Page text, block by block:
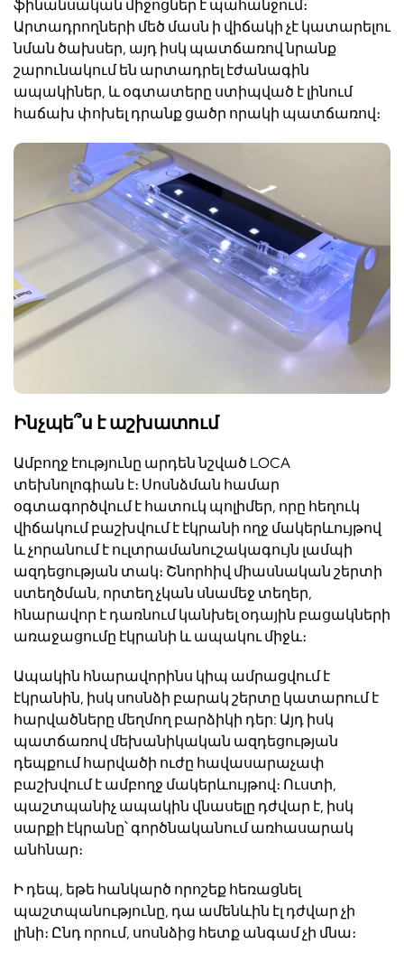
ֆինանսական միջոցներ է պահանջում։
Արտադրողների մեծ մասն ի վիճակի չէ կատարելու
նման ծախսեր, այդ իսկ պատճառով նրանք
շարունակում են արտադրել էժանագին
ապակիներ, և օգտատերը ստիպված է լինում
հաճախ փոխել դրանք ցածր որակի պատճառով։
Ինչպե՞ս է աշխատում
Ամբողջ էությունը արդեն նշված LOCA
տեխնոլոգիան է։ Սոսնձման համար
օգտագործվում է հատուկ պոլիմեր, որը հեղուկ
վիճակում բաշխվում է էկրանի ողջ մակերևույթով
և չորանում է ուլտրամանուշակագույն լամպի
ազդեցության տակ։ Շնորհիվ միասնական շերտի
ստեղծման, որտեղ չկան սնամեջ տեղեր,
հնարավոր է դառնում կանխել օդային բացակների
առաջացումը էկրանի և ապակու միջև։
Ապակին հնարավորինս կիպ ամրացվում է
էկրանին, իսկ սոսնձի բարակ շերտը կատարում է
հարվածները մեղմող բարձիկի դեր: Այդ իսկ
պատճառով մեխանիկական ազդեցության
դեպքում հարվածի ուժը հավասարաչափ
բաշխվում է ամբողջ մակերևույթով։ Ուստի,
պաշտպանիչ ապակին վնասելը դժվար է, իսկ
սարքի էկրանը՝ գործնականում առհասարակ
անհնար։
Ի դեպ, եթե հանկարծ որոշեք հեռացնել
պաշտպանությունը, դա ամենևին էլ դժվար չի
լինի։ Ընդ որում, սոսնձից հետք անգամ չի մնա։